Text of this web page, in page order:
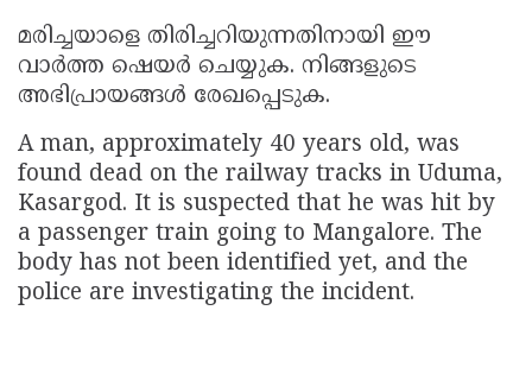
മരിച്ചയാളെ തിരിച്ചറിയുന്നതിനായി ഈ
വാർത്ത ഷെയർ ചെയ്യുക. നിങ്ങളുടെ
അഭിപ്രായങ്ങൾ രേഖപ്പെടുക.
A man, approximately 40 years old, was
found dead on the railway tracks in Uduma,
Kasargod. It is suspected that he was hit by
a passenger train going to Mangalore. The
body has not been identified yet, and the
police are investigating the incident.